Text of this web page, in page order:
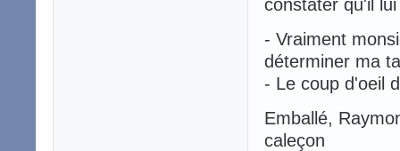
constater qu'il
- Vraiment
déterminer ma
- Le coup d'oeil
Emballé,
caleçon